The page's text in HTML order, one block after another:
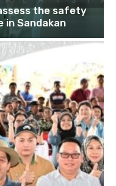
the safety
in Sandakan